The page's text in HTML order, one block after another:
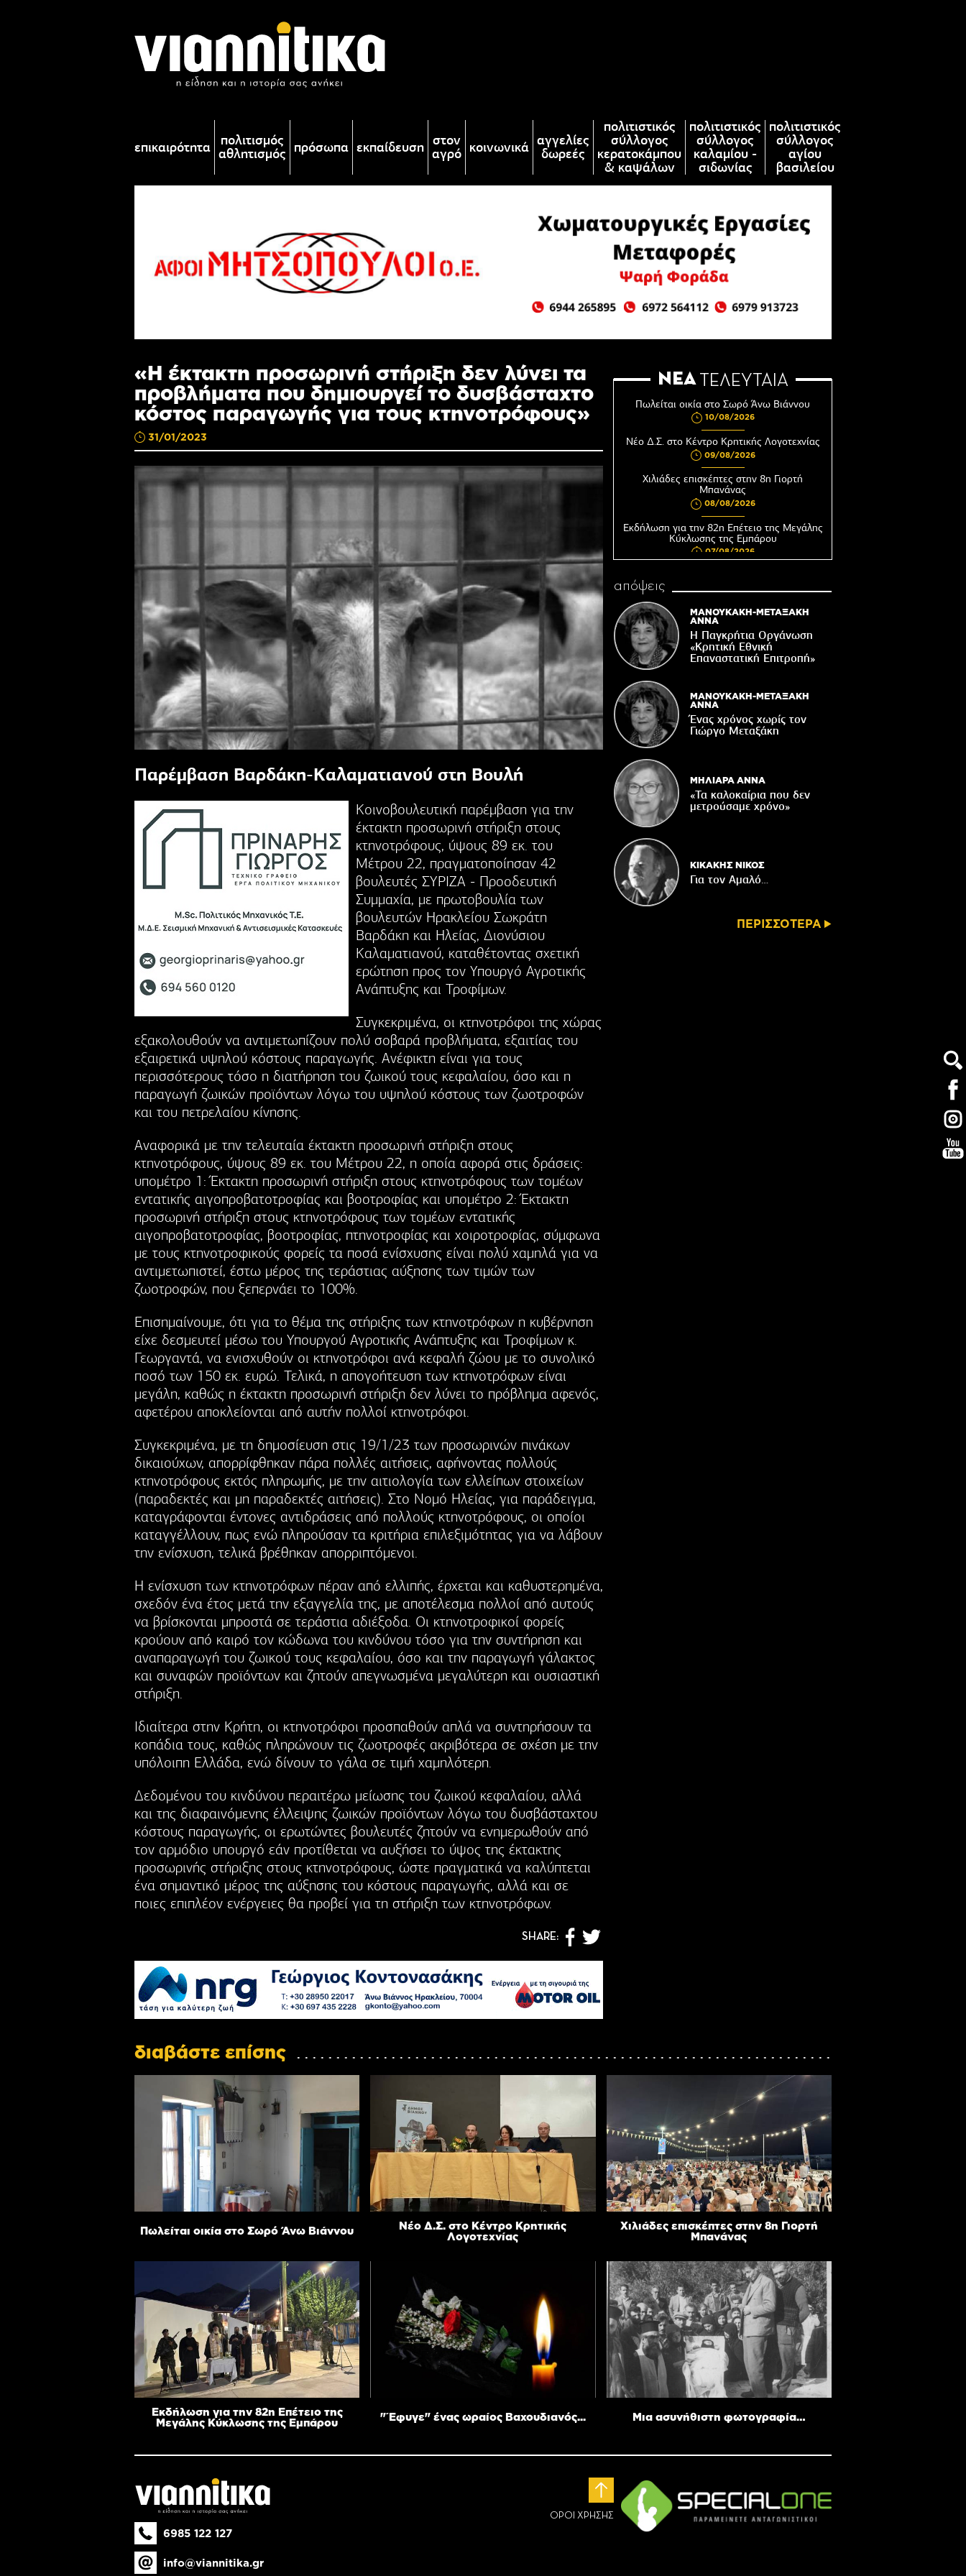
επικαιρότητα πολιτισμός
αθλητισμός πρόσωπα εκπαίδευση στον
αγρό κοινωνικά αγγελίες
δωρεές
πολιτιστικός
σύλλογος
κερατοκάμπου
& καψάλων
πολιτιστικός
σύλλογος
καλαμίου -
σιδωνίας
πολιτιστικός
σύλλογος
αγίου
βασιλείου
«Η έκτακτη προσωρινή στήριξη δεν λύνει τα
προβλήματα που δημιουργεί το δυσβάσταχτο
κόστος παραγωγής για τους κτηνοτρόφους»
31/01/2023
Παρέμβαση Βαρδάκη-Καλαματιανού στη Βουλή
Κοινοβουλευτική παρέμβαση για την
έκτακτη προσωρινή στήριξη στους
κτηνοτρόφους, ύψους 89 εκ. του
Μέτρου 22, πραγματοποίησαν 42
βουλευτές ΣΥΡΙΖΑ - Προοδευτική
Συμμαχία, με πρωτοβουλία των
βουλευτών Ηρακλείου Σωκράτη
Βαρδάκη και Ηλείας, Διονύσιου
Καλαματιανού, καταθέτοντας σχετική
ερώτηση προς τον Υπουργό Αγροτικής
Ανάπτυξης και Τροφίμων.
Συγκεκριμένα, οι κτηνοτρόφοι της χώρας
εξακολουθούν να αντιμετωπίζουν πολύ σοβαρά προβλήματα, εξαιτίας του
εξαιρετικά υψηλού κόστους παραγωγής. Ανέφικτη είναι για τους
περισσότερους τόσο η διατήρηση του ζωικού τους κεφαλαίου, όσο και η
παραγωγή ζωικών προϊόντων λόγω του υψηλού κόστους των ζωοτροφών
και του πετρελαίου κίνησης.
Αναφορικά με την τελευταία έκτακτη προσωρινή στήριξη στους
κτηνοτρόφους, ύψους 89 εκ. του Μέτρου 22, η οποία αφορά στις δράσεις:
υπομέτρο 1: Έκτακτη προσωρινή στήριξη στους κτηνοτρόφους των τομέων
εντατικής αιγοπροβατοτροφίας και βοοτροφίας και υπομέτρο 2: Έκτακτη
προσωρινή στήριξη στους κτηνοτρόφους των τομέων εντατικής
αιγοπροβατοτροφίας, βοοτροφίας, πτηνοτροφίας και χοιροτροφίας, σύμφωνα
με τους κτηνοτροφικούς φορείς τα ποσά ενίσχυσης είναι πολύ χαμηλά για να
αντιμετωπιστεί, έστω μέρος της τεράστιας αύξησης των τιμών των
ζωοτροφών, που ξεπερνάει το 100%.
Επισημαίνουμε, ότι για το θέμα της στήριξης των κτηνοτρόφων η κυβέρνηση
είχε δεσμευτεί μέσω του Υπουργού Αγροτικής Ανάπτυξης και Τροφίμων κ.
Γεωργαντά, να ενισχυθούν οι κτηνοτρόφοι ανά κεφαλή ζώου με το συνολικό
ποσό των 150 εκ. ευρώ. Τελικά, η απογοήτευση των κτηνοτρόφων είναι
μεγάλη, καθώς η έκτακτη προσωρινή στήριξη δεν λύνει το πρόβλημα αφενός,
αφετέρου αποκλείονται από αυτήν πολλοί κτηνοτρόφοι.
Συγκεκριμένα, με τη δημοσίευση στις 19/1/23 των προσωρινών πινάκων
δικαιούχων, απορρίφθηκαν πάρα πολλές αιτήσεις, αφήνοντας πολλούς
κτηνοτρόφους εκτός πληρωμής, με την αιτιολογία των ελλείπων στοιχείων
(παραδεκτές και μη παραδεκτές αιτήσεις). Στο Νομό Ηλείας, για παράδειγμα,
καταγράφονται έντονες αντιδράσεις από πολλούς κτηνοτρόφους, οι οποίοι
καταγγέλλουν, πως ενώ πληρούσαν τα κριτήρια επιλεξιμότητας για να λάβουν
την ενίσχυση, τελικά βρέθηκαν απορριπτόμενοι.
Η ενίσχυση των κτηνοτρόφων πέραν από ελλιπής, έρχεται και καθυστερημένα,
σχεδόν ένα έτος μετά την εξαγγελία της, με αποτέλεσμα πολλοί από αυτούς
να βρίσκονται μπροστά σε τεράστια αδιέξοδα. Οι κτηνοτροφικοί φορείς
κρούουν από καιρό τον κώδωνα του κινδύνου τόσο για την συντήρηση και
αναπαραγωγή του ζωικού τους κεφαλαίου, όσο και την παραγωγή γάλακτος
και συναφών προϊόντων και ζητούν απεγνωσμένα μεγαλύτερη και ουσιαστική
στήριξη.
Ιδιαίτερα στην Κρήτη, οι κτηνοτρόφοι προσπαθούν απλά να συντηρήσουν τα
κοπάδια τους, καθώς πληρώνουν τις ζωοτροφές ακριβότερα σε σχέση με την
υπόλοιπη Ελλάδα, ενώ δίνουν το γάλα σε τιμή χαμηλότερη.
Δεδομένου του κινδύνου περαιτέρω μείωσης του ζωικού κεφαλαίου, αλλά
και της διαφαινόμενης έλλειψης ζωικών προϊόντων λόγω του δυσβάσταχτου
κόστους παραγωγής, οι ερωτώντες βουλευτές ζητούν να ενημερωθούν από
τον αρμόδιο υπουργό εάν προτίθεται να αυξήσει το ύψος της έκτακτης
προσωρινής στήριξης στους κτηνοτρόφους, ώστε πραγματικά να καλύπτεται
ένα σημαντικό μέρος της αύξησης του κόστους παραγωγής, αλλά και σε
ποιες επιπλέον ενέργειες θα προβεί για τη στήριξη των κτηνοτρόφων.
SHARE:
ΝΕΑ ΤΕΛΕΥΤΑΙΑ
Πωλείται οικία στο Σωρό Άνω Βιάννου
10/08/2026
Νέο Δ.Σ. στο Κέντρο Κρητικής Λογοτεχνίας
09/08/2026
Χιλιάδες επισκέπτες στην 8η Γιορτή
Μπανάνας
08/08/2026
Εκδήλωση για την 82η Επέτειο της Μεγάλης
Κύκλωσης της Εμπάρου
07/08/2026
07/08/2026
Μια ασυνήθιστη φωτογραφία…
07/08/2026
Συνεδριάζει η Δημοτική Επιτροπή του
Δήμου Βιάννου
Ο Αφέντης Χριστός του Αγίου Βασιλείου
Βιάννου-Τόπος πίστης, μνήμης και
παράδοσης
06/08/2026
απόψεις
ΜΑΝΟΥΚΑΚΗ-ΜΕΤΑΞΑΚΗ
ΑΝΝΑ
Η Παγκρήτια Οργάνωση
«Κρητική Εθνική
Επαναστατική Eπιτροπή»
ΜΑΝΟΥΚΑΚΗ-ΜΕΤΑΞΑΚΗ
ΑΝΝΑ
Ένας χρόνος χωρίς τον
Γιώργο Μεταξάκη
ΜΗΛΙΑΡΑ ΑΝΝΑ
«Τα καλοκαίρια που δεν
μετρούσαμε χρόνο»
ΚΙΚΑΚΗΣ ΝΙΚΟΣ
Για τον Αμαλό…
ΠΕΡΙΣΣΟΤΕΡΑ
διαβάστε επίσης
Πωλείται οικία στο Σωρό Άνω Βιάννου
Νέο Δ.Σ. στο Κέντρο Κρητικής
Λογοτεχνίας
Χιλιάδες επισκέπτες στην 8η Γιορτή
Μπανάνας
Εκδήλωση για την 82η Επέτειο της
Μεγάλης Κύκλωσης της Εμπάρου
"Έφυγε" ένας ωραίος Βαχουδιανός... Μια ασυνήθιστη φωτογραφία…
6985 122 127
info@viannitika.gr
ΟΡΟΙ ΧΡΗΣΗΣ